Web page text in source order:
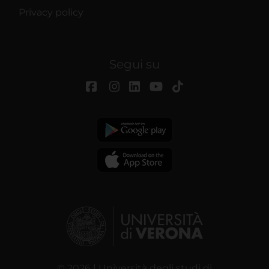
Privacy policy
Segui su